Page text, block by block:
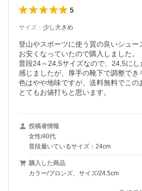
5
サイズ ： 少し大きめ
登山やスポーツに使う質の良いシュー
お安くなっていたので購入しました。
普段24～24,5サイズなので、24,5にし
感じましたが、厚手の靴下で調整でき
色はやや地味ですが、送料無料でこの
とてもお値打ちと思います。
投稿者情報
女性/40代
普段履いているサイズ：24cm
購入した商品
カラー/ブロンズ、サイズ/24.5cm